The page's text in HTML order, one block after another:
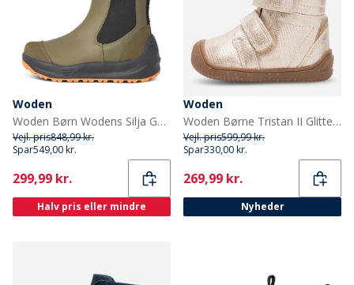
Woden
Woden Børn Wodens Silja Gummistøvler 295 Dark Olive
Vejl. pris848,99 kr.
Spar549,00 kr.
Current
299,99 kr.
Halv pris eller mindre
Woden
Woden Børne Tristan II Glitter Støvler 045 Gold
Vejl. pris599,99 kr.
Spar330,00 kr.
Current
269,99 kr.
Nyheder